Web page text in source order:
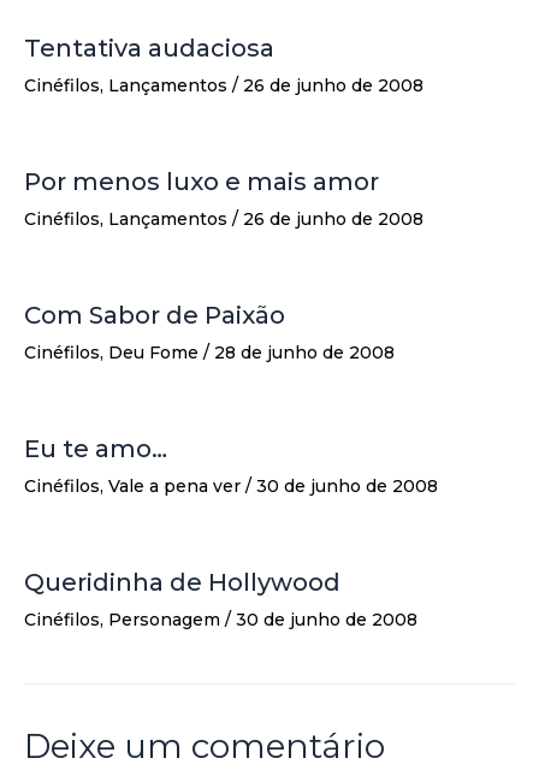
Tentativa audaciosa
Cinéfilos, Lançamentos / 26 de junho de 2008
Por menos luxo e mais amor
Cinéfilos, Lançamentos / 26 de junho de 2008
Com Sabor de Paixão
Cinéfilos, Deu Fome / 28 de junho de 2008
Eu te amo…
Cinéfilos, Vale a pena ver / 30 de junho de 2008
Queridinha de Hollywood
Cinéfilos, Personagem / 30 de junho de 2008
Deixe um comentário